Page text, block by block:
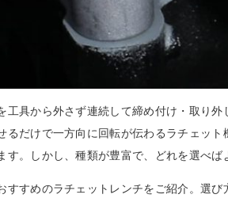
工具から外さず連続して締め付け・取り
るだけで一方向に回転が伝わるラチェッ
す。しかし、種類が豊富で、どれを選べば
すすめのラチェットレンチをご紹介。選